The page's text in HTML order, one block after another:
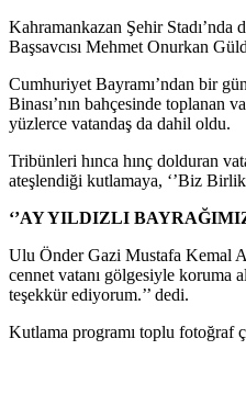
Kahramankazan Şehir
Başsavcısı Mehmet Onurkan
Cumhuriyet Bayramı’ndan bir
Binası’nın bahçesinde toplanan
yüzlerce vatandaş da dahil oldu.
Tribünleri hınca hınç dolduran
ateşlendiği kutlamaya, ‘’Biz
‘’AY YILDIZLI
Ulu Önder Gazi Mustafa Kemal
cennet vatanı gölgesiyle koruma
teşekkür ediyorum.’’ dedi.
Kutlama programı toplu fotoğraf